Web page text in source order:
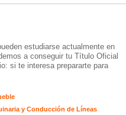
estudiarse actualmente en
a conseguir tu Título Oficial
si te interesa prepararte para
y Conducción de Líneas